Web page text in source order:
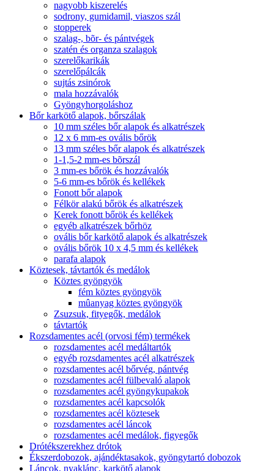
nagyobb kiszerelés
sodrony, gumidamil, viaszos szál
stopperek
szalag-, bõr- és pántvégek
szatén és organza szalagok
szerelőkarikák
szerelőpálcák
sujtás zsinórok
mala hozzávalók
Gyöngyhorgoláshoz
Bőr karkötő alapok, bőrszálak
10 mm széles bőr alapok és alkatrészek
12 x 6 mm-es ovális bőrök
13 mm széles bőr alapok és alkatrészek
1-1,5-2 mm-es bõrszál
3 mm-es bőrök és hozzávalók
5-6 mm-es bőrök és kellékek
Fonott bőr alapok
Félkör alakú bőrök és alkatrészek
Kerek fonott bőrök és kellékek
egyéb alkatrészek bőrhöz
ovális bőr karkötő alapok és alkatrészek
ovális bőrök 10 x 4,5 mm és kellékek
parafa alapok
Köztesek, távtartók és medálok
Köztes gyöngyök
fém köztes gyöngyök
mûanyag köztes gyöngyök
Zsuzsuk, fityegők, medálok
távtartók
Rozsdamentes acél (orvosi fém) termékek
rozsdamentes acél medáltartók
egyéb rozsdamentes acél alkatrészek
rozsdamentes acél bőrvég, pántvég
rozsdamentes acél fülbevaló alapok
rozsdamentes acél gyöngykupakok
rozsdamentes acél kapcsolók
rozsdamentes acél köztesek
rozsdamentes acél láncok
rozsdamentes acél medálok, figyegők
Drótékszerekhez drótok
Ékszerdobozok, ajándéktasakok, gyöngytartó dobozok
Láncok, nyaklánc, karkötő alapok